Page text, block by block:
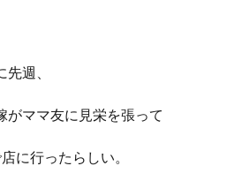
先週、
がママ友に見栄を張って
に行ったらしい。